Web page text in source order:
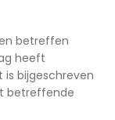
betreffen
heeft
bijgeschreven
betreffende